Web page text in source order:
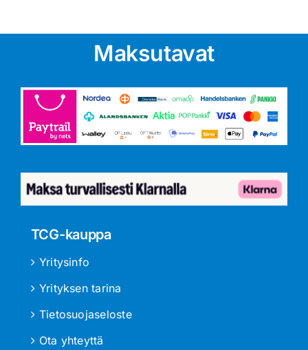
Maksutavat
TCG-kauppa
Yritysinfo
Yrityksen tarina
Tietosuojaseloste
Ota yhteyttä